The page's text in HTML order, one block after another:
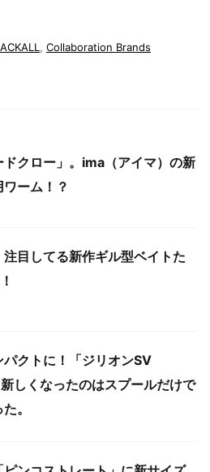
, Collaboration Brands
ドクロー」。ima（アイマ）の新
ーム！？
注目してる新作ギル型ベイトた
パクトに！「ジリオンSV
しくなったのはスプールだけで
。